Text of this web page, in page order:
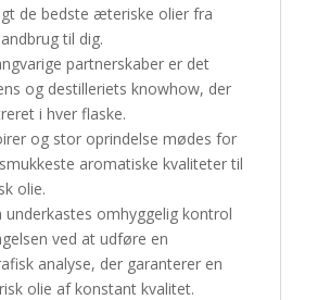
de bedste æteriske olier fra
til dig.
partnerskaber er det
og destilleriets knowhow, der
i hver flaske.
og stor oprindelse mødes for
aromatiske kvaliteter til
olie.
underkastes omhyggelig kontrol
ved at udføre en
analyse, der garanterer en
olie af konstant kvalitet.